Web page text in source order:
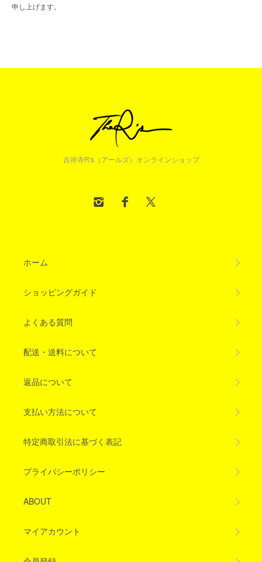
申し上げます。
吉祥寺R's（アールズ）オンラインショップ
ホーム
ショッピングガイド
よくある質問
配送・送料について
返品について
支払い方法について
特定商取引法に基づく表記
プライバシーポリシー
ABOUT
マイアカウント